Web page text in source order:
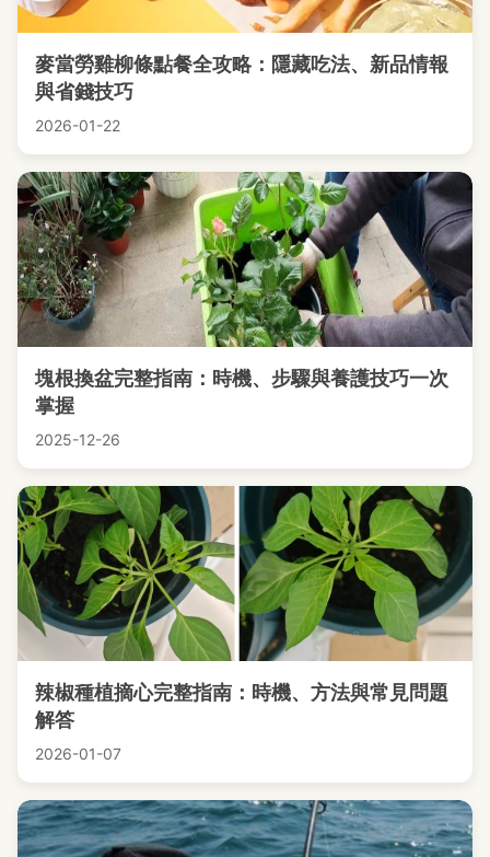
麥當勞雞柳條點餐全攻略：隱藏吃法、新品情報
與省錢技巧
2026-01-22
塊根換盆完整指南：時機、步驟與養護技巧一次
掌握
2025-12-26
辣椒種植摘心完整指南：時機、方法與常見問題
解答
2026-01-07